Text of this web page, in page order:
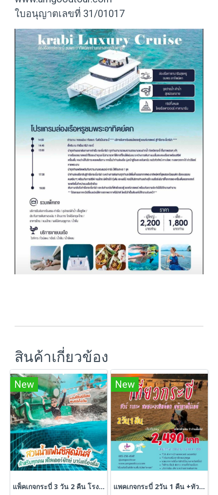
ใบอนุญาตเลขที่ 31/01017
สินค้าเกี่ยวข้อง
New
แพ็คเกจกระบี่ 3 วัน 2 คืน โรงแรมมีสวนน้ำ ที่พัก+ทัวร์ดำน้ำ
New
แพคเกจกระบี่ 2วัน 1 คืน +ทัวร์ 7 เกาะ ชมพระอาทิตย์ตก